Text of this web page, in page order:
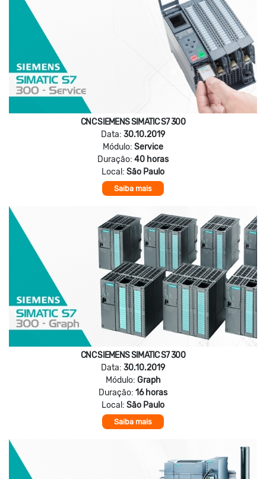
CNC SIEMENS SIMATIC S7 300
Data: 30.10.2019
Módulo: Service
Duração: 40 horas
Local: São Paulo
Saiba mais
CNC SIEMENS SIMATIC S7 300
Data: 30.10.2019
Módulo: Graph
Duração: 16 horas
Local: São Paulo
Saiba mais